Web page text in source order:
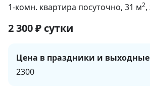
17
1-комн. квартира посуточно, 31 м2,
2 300₽ сутки
Цена в праздники и
2300